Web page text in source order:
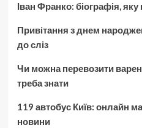
Іван Франко: біографія,
Привітання з днем
до сліз
Чи можна перевозити
треба знати
119 автобус Київ: онлайн
новини